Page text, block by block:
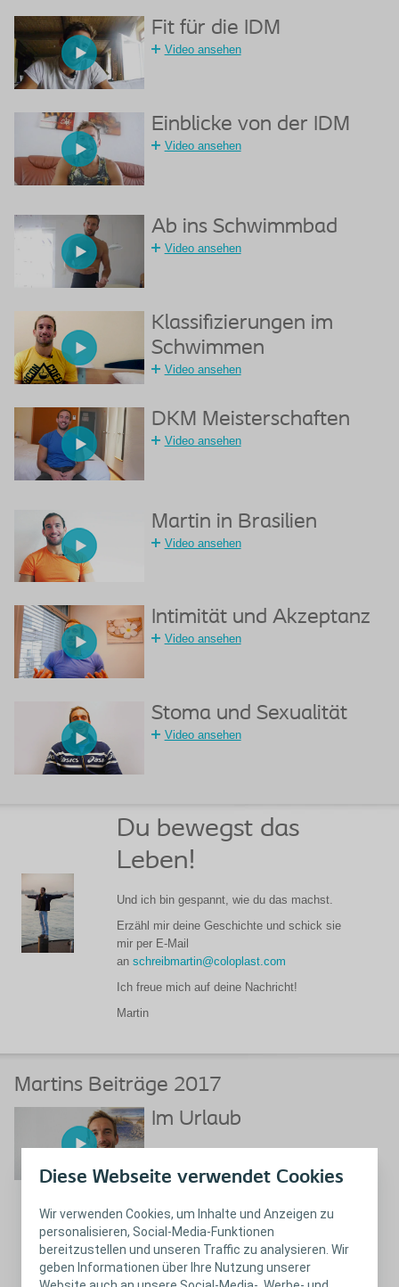
Diese Webseite verwendet Cookies
Wir verwenden Cookies, um Inhalte und Anzeigen zu
personalisieren, Social-Media-Funktionen
bereitzustellen und unseren Traffic zu analysieren. Wir
geben Informationen über Ihre Nutzung unserer
Fit für die IDM
Video ansehen
Einblicke von der IDM
Video ansehen
Ab ins Schwimmbad
Video ansehen
Klassifizierungen im
Schwimmen
Video ansehen
DKM Meisterschaften
Video ansehen
Martin in Brasilien
Video ansehen
Intimität und Akzeptanz
Video ansehen
Stoma und Sexualität
Video ansehen
Du bewegst das
Leben!
Und ich bin gespannt, wie du das machst.
Erzähl mir deine Geschichte und schick sie
mir per E-Mail
an schreibmartin@coloplast.com
Ich freue mich auf deine Nachricht!
Martin
Martins Beiträge 2017
Im Urlaub
Schließen
Im Urlaub